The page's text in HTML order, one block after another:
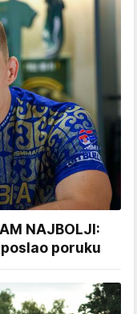
NAJBOLJI:
poruku